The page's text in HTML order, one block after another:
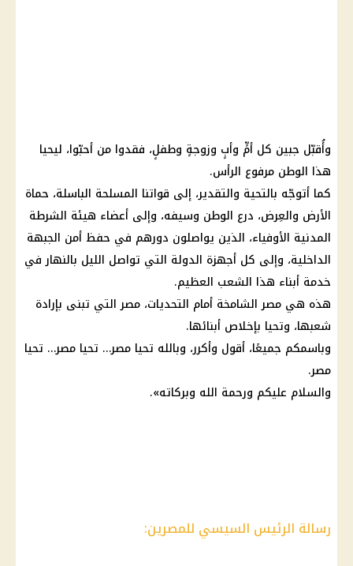
وأُقبّل جبين كل أمٍّ وأبٍ وزوجةٍ وطفلٍ، فقدوا من أحبّوا، ليحيا
هذا الوطن مرفوع الرأس.
كما أتوجّه بالتحية والتقدير، إلى قواتنا المسلحة الباسلة، حماة
الأرض والعِرض، درع الوطن وسيفه، وإلى أعضاء هيئة الشرطة
المدنية الأوفياء، الذين يواصلون دورهم في حفظ أمن الجبهة
الداخلية، وإلى كل أجهزة الدولة التي تواصل الليل بالنهار في
خدمة أبناء هذا الشعب العظيم.
هذه هي مصر الشامخة أمام التحديات، مصر التي تبنى بإرادة
شعبها، وتحيا بإخلاص أبنائها.
وباسمكم جميعًا، أقول وأكرر، وبالله تحيا مصر… تحيا مصر… تحيا
مصر.
والسلام عليكم ورحمة الله وبركاته».
رسالة الرئيس السيسي للمصرين: